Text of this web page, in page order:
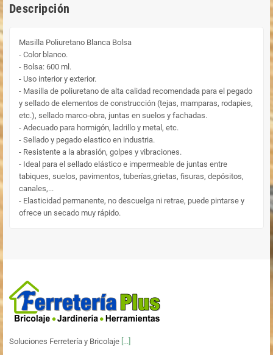
Descripción
Masilla Poliuretano Blanca Bolsa
- Color blanco.
- Bolsa: 600 ml.
- Uso interior y exterior.
- Masilla de poliuretano de alta calidad recomendada para el pegado
y sellado de elementos de construcción (tejas, mamparas, rodapies,
etc.), sellado marco-obra, juntas en suelos y fachadas.
- Adecuado para hormigón, ladrillo y metal, etc.
- Sellado y pegado elastico en industria.
- Resistente a la abrasión, golpes y vibraciones.
- Ideal para el sellado elástico e impermeable de juntas entre
tabiques, suelos, pavimentos, tuberías,grietas, fisuras, depósitos,
canales,...
- Elasticidad permanente, no descuelga ni retrae, puede pintarse y
ofrece un secado muy rápido.
Soluciones Ferretería y Bricolaje [...]